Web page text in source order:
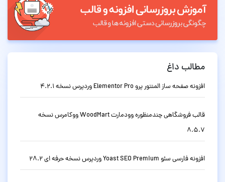
مطالب داغ
افزونه صفحه ساز المنتور پرو Elementor Pro وردپرس نسخه 4.2.1
قالب فروشگاهی چندمنظوره وودمارت WoodMart ووکامرس نسخه
8.5.7
افزونه فارسی سئو Yoast SEO Premium وردپرس نسخه حرفه ای 28.2